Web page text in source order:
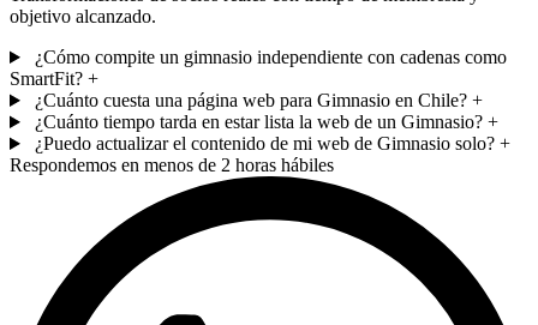
objetivo alcanzado.
¿Cómo compite un gimnasio independiente con cadenas como
SmartFit? +
¿Cuánto cuesta una página web para Gimnasio en Chile? +
¿Cuánto tiempo tarda en estar lista la web de un Gimnasio? +
¿Puedo actualizar el contenido de mi web de Gimnasio solo? +
Respondemos en menos de 2 horas hábiles